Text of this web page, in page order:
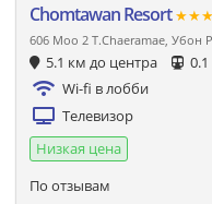
Chomtawan Resort★★★
606 Moo 2 T.Chaeramae, Убон
5.1 км до центра
Wi-fi в лобби
Телевизор
Низкая цена
По отзывам